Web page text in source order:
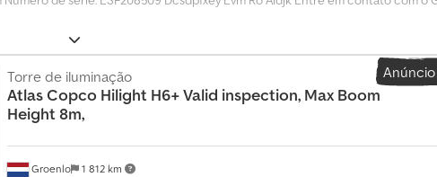
Groenlo 1 812 km
Torre de iluminação
Atlas Copco Hilight H6+ Valid inspection, Max Boom
Height 8m,